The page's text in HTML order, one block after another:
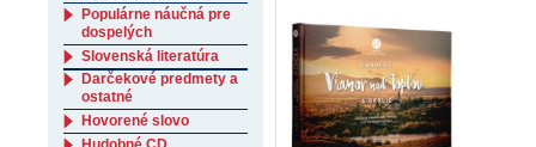
Populárne náučná pre
dospelých
Slovenská literatúra
Darčekové predmety a
ostatné
Hovorené slovo